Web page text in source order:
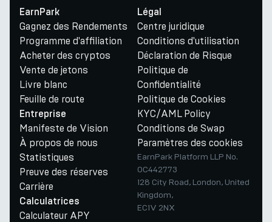
EarnPark
Gagnez des Rendements
Programme d'affiliation
Acheter des cryptos
Vente de jetons
Livre blanc
Feuille de route
Entreprise
Manifeste de Vision
À propos de nous
Statistiques
Preuve des réserves
Carrière
Calculatrices
Calculateur APY
Légal
Centre juridique
Conditions d'utilisation
Déclaration de Risque
Politique de
Confidentialité
Politique de Cookies
KYC/AML Policy
Conditions de Swap
Paramètres des cookies
EarnPark Platform LLP No.
OC442773
128 City Road, London, United
Kingdom,
EC1V 2NX